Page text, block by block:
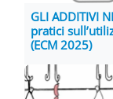
GLI ADDITIVI
pratici
(ECM 2025)